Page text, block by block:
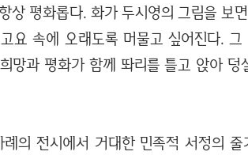
상 평화롭다. 화가 두시영의 그림을 보
요 속에 오래도록 머물고 싶어진다.
망과 평화가 함께 똬리를 틀고 앉아 덩
의 전시에서 거대한 민족적 서정의 줄